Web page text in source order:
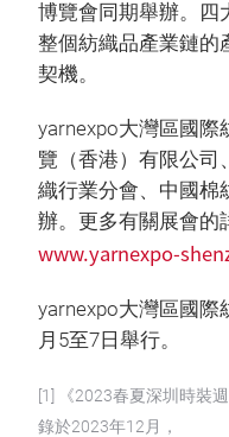
博覽會同期舉辦。四
整個紡織品產業鏈的
契機。
yarnexpo大灣區國際
覽（香港）有限公司
織行業分會、中國棉
辦。更多有關展會的
www.yarnexpo-
yarnexpo大灣區國際
月5至7日舉行。
[1] 《2023春夏深圳時裝
錄於2023年12月，